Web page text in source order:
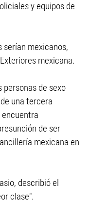
y equipos de
serían mexicanos,
mexicana.
de sexo
una tercera
encuentra
de ser
mexicana en
describió el
clase".